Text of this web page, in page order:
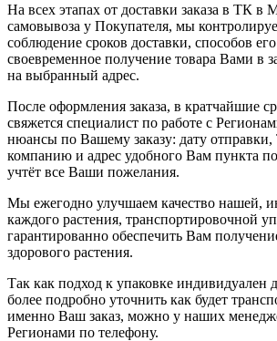
На всех этапах от доставки заказа в ТК в
самовывоза у Покупателя, мы
соблюдение сроков доставки, способов
своевременное получение товара Вами в
на выбранный адрес.
После оформления заказа, в кратчайшие
свяжется специалист по работе с
нюансы по Вашему заказу: дату
компанию и адрес удобного Вам пункта
учтёт все Ваши пожелания.
Мы ежегодно улучшаем качество нашей,
каждого растения, транспортировочной
гарантированно обеспечить Вам
здорового растения.
Так как подход к упаковке индивидуален
более подробно уточнить как будет
именно Ваш заказ, можно у наших
Регионами по телефону.